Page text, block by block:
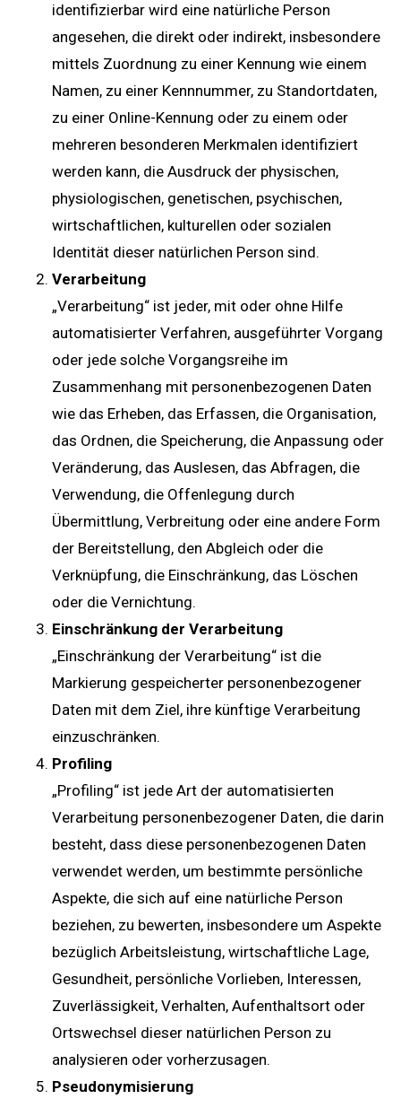
identifizierbar wird eine natürliche Person
angesehen, die direkt oder indirekt, insbesondere
mittels Zuordnung zu einer Kennung wie einem
Namen, zu einer Kennnummer, zu Standortdaten,
zu einer Online-Kennung oder zu einem oder
mehreren besonderen Merkmalen identifiziert
werden kann, die Ausdruck der physischen,
physiologischen, genetischen, psychischen,
wirtschaftlichen, kulturellen oder sozialen
Identität dieser natürlichen Person sind.
Verarbeitung
„Verarbeitung“ ist jeder, mit oder ohne Hilfe
automatisierter Verfahren, ausgeführter Vorgang
oder jede solche Vorgangsreihe im
Zusammenhang mit personenbezogenen Daten
wie das Erheben, das Erfassen, die Organisation,
das Ordnen, die Speicherung, die Anpassung oder
Veränderung, das Auslesen, das Abfragen, die
Verwendung, die Offenlegung durch
Übermittlung, Verbreitung oder eine andere Form
der Bereitstellung, den Abgleich oder die
Verknüpfung, die Einschränkung, das Löschen
oder die Vernichtung.
Einschränkung der Verarbeitung
„Einschränkung der Verarbeitung“ ist die
Markierung gespeicherter personenbezogener
Daten mit dem Ziel, ihre künftige Verarbeitung
einzuschränken.
Profiling
„Profiling“ ist jede Art der automatisierten
Verarbeitung personenbezogener Daten, die darin
besteht, dass diese personenbezogenen Daten
verwendet werden, um bestimmte persönliche
Aspekte, die sich auf eine natürliche Person
beziehen, zu bewerten, insbesondere um Aspekte
bezüglich Arbeitsleistung, wirtschaftliche Lage,
Gesundheit, persönliche Vorlieben, Interessen,
Zuverlässigkeit, Verhalten, Aufenthaltsort oder
Ortswechsel dieser natürlichen Person zu
analysieren oder vorherzusagen.
Pseudonymisierung